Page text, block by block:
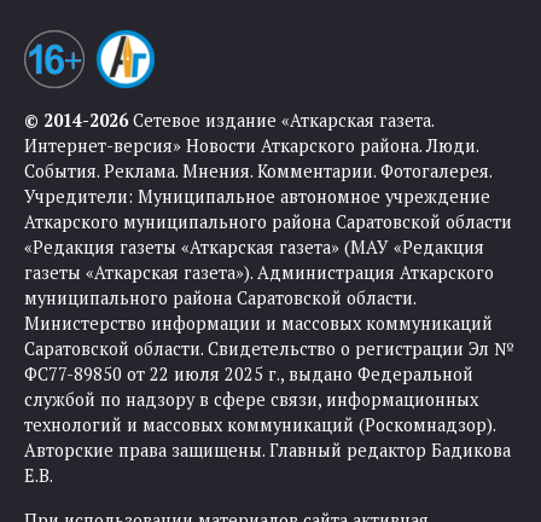
© 2014-2026Сетевое издание «Аткарская газета.
Интернет-версия» Новости Аткарского района. Люди.
События. Реклама. Мнения. Комментарии. Фотогалерея.
Учредители: Муниципальное автономное учреждение
Аткарского муниципального района Саратовской области
«Редакция газеты «Аткарская газета» (МАУ «Редакция
газеты «Аткарская газета»). Администрация Аткарского
муниципального района Саратовской области.
Министерство информации и массовых коммуникаций
Саратовской области. Свидетельство о регистрации Эл №
ФС77-89850 от 22 июля 2025 г., выдано Федеральной
службой по надзору в сфере связи, информационных
технологий и массовых коммуникаций (Роскомнадзор).
Авторские права защищены. Главный редактор Бадикова
Е.В.